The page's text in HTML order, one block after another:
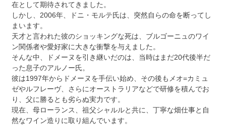
在として期待されてきました。
しかし、2006年、ドニ・モルテ氏は、突然自らの命を断ってし
まいます。
天才と言われた彼のショッキングな死は、ブルゴーニュのワイ
ン関係者や愛好家に大きな衝撃を与えました。
そんな中、ドメーヌを引き継いだのは、当時はまだ20代後半だ
った息子のアルノー氏。
彼は1997年からドメーヌを手伝い始め、その後もメオ=カミュ
ゼやルフレーヴ、さらにオーストラリアなどで研修を積んでお
り、父に勝るとも劣らぬ実力です。
現在、母ローランス、祖父シャルルと共に、丁寧な畑仕事と自
然なワイン造りに取り組んでいます。